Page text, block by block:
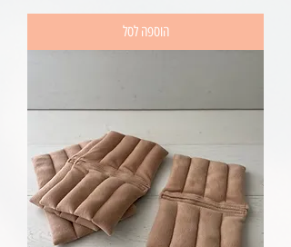
הוספה לסל